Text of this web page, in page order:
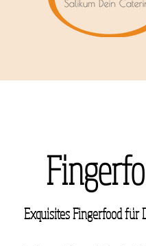
Exquisites Fingerfood für